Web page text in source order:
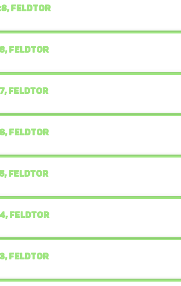
FELDTOR
FELDTOR
FELDTOR
FELDTOR
FELDTOR
FELDTOR
FELDTOR